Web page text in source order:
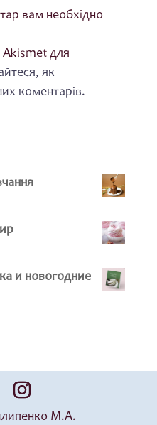
вам необхідно
Akismet для
як
коментарів.
и новогодние
М.А.